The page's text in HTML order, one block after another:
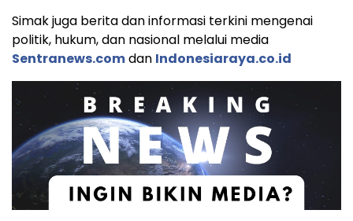
Simak juga berita dan informasi terkini mengenai
politik, hukum, dan nasional melalui media
Sentranews.comdan Indonesiaraya.co.id